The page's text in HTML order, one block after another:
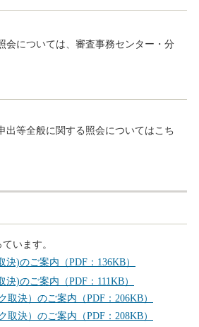
会については、審査事務センター・分
出等全般に関する照会についてはこち
います。
)のご案内（PDF：136KB）
)のご案内（PDF：111KB）
決）のご案内（PDF：206KB）
決）のご案内（PDF：208KB）